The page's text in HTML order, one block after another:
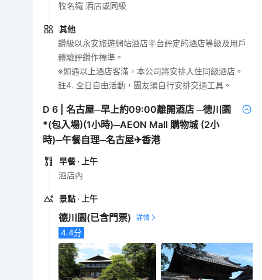
牧名鐵 酒店或同級
其他
鑽級以永安旅遊網站酒店平台評定的酒店等級及用戶
體驗評鑽作標準。
※如遇以上酒店客滿，本公司將安排入住同級酒店。
註4. 全日自由活動，團友須自行安排交通工具。
D6 |名古屋─早上約09:00離開酒店 ─德川園
*(包入場)(1小時)─AEON Mall 購物城 (2小
時)─午餐自理─名古屋✈香港
早餐 · 上午
酒店內
景點 · 上午
德川園(已含門票)
4.4分